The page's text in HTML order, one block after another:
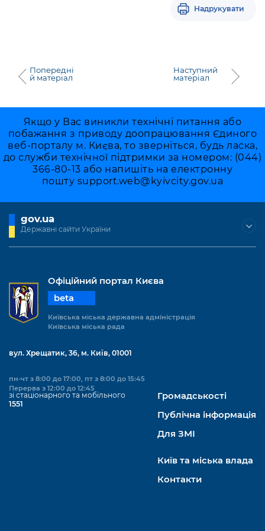
Надрукувати
Попередні
й матеріал
Наступний
матеріал
Якщо у Вас виникли технічні питання або
побажання з приводу доопрацювання Єдиного
веб-порталу м. Києва, то зверніться, будь ласка,
до служби технічної підтримки за номером: (044)
366-80-13 або напишіть на електронну
пошту support.web@kyivcity.gov.ua
gov.ua
Державні сайти України
Офіційний портал Києва
beta
Київська міська державна адміністрація
Київська міська рада
вул. Хрещатик, 36, м. Київ, 01001
пн-чт з 8:00 до 17:00, пт з 8:00 до 15:45
Перерва з 12:00 до 12:45
зі стаціонарного та мобільного
1551
Громадськості
Публічна інформація
Для ЗМІ
Київ та міська влада
Контакти